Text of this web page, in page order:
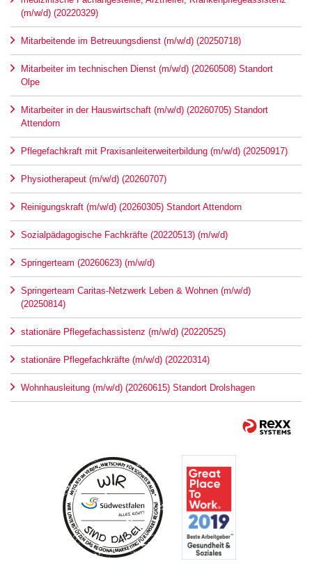
(m/w/d) (20220329)
Mitarbeitende im Betreuungsdienst (m/w/d) (20250718)
Mitarbeiter im technischen Dienst (m/w/d) (20260508) Standort
Olpe
Mitarbeiter in der Hauswirtschaft (m/w/d) (20260705) Standort
Attendorn
Pflegefachkraft mit Praxisanleiterweiterbildung (m/w/d) (20250917)
Physiotherapeut (m/w/d) (20260707)
Reinigungskraft (m/w/d) (20260305) Standort Attendorn
Sozialpädagogische Fachkräfte (20220513) (m/w/d)
Springerteam (20260623) (m/w/d)
Springerteam Caritas-Netzwerk Leben & Wohnen (m/w/d)
(20250814)
stationäre Pflegefachassistenz (m/w/d) (20220525)
stationäre Pflegefachkräfte (m/w/d) (20220314)
Wohnhausleitung (m/w/d) (20260615) Standort Drolshagen